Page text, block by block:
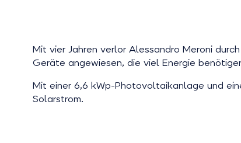
Mit vier Jahren verlor Alessandro Meroni
Geräte angewiesen, die viel Energie
Mit einer 6,6 kWp-Photovoltaikanlage und
Solarstrom.